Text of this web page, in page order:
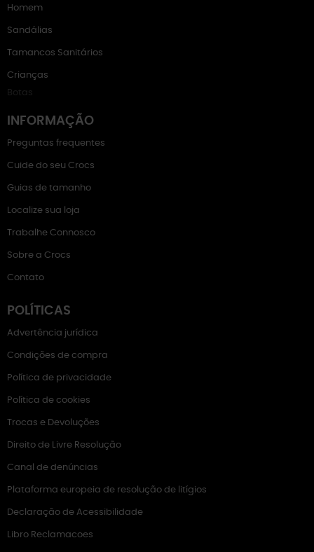
Homem
Sandálias
Tamancos Sanitários
Crianças
Botas
INFORMAÇÃO
Preguntas frequentes
Cuide do seu Crocs
Guias de tamanho
Localize sua loja
Trabalhe Connosco
Sobre a Crocs
Contato
POLÍTICAS
Advertência jurídica
Condições de compra
Política de privacidade
Política de cookies
Trocas e Devoluções
Direito de Livre Resolução
Canal de denúncias
Plataforma europeia de resolução de litígios
Declaração de Acessibilidade
Libro Reclamacoes